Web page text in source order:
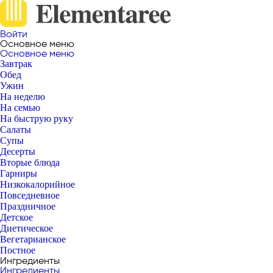
Войти
Основное меню
Основное меню
Завтрак
Обед
Ужин
На неделю
На семью
На быструю руку
Салаты
Супы
Десерты
Вторые блюда
Гарниры
Низкокалорийное
Повседневное
Праздничное
Детское
Диетическое
Вегетарианское
Постное
Ингредиенты
Ингредиенты